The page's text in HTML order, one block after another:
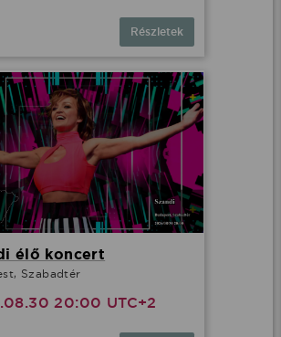
Részletek
élő koncert
Szabadtér
20:00 UTC+2